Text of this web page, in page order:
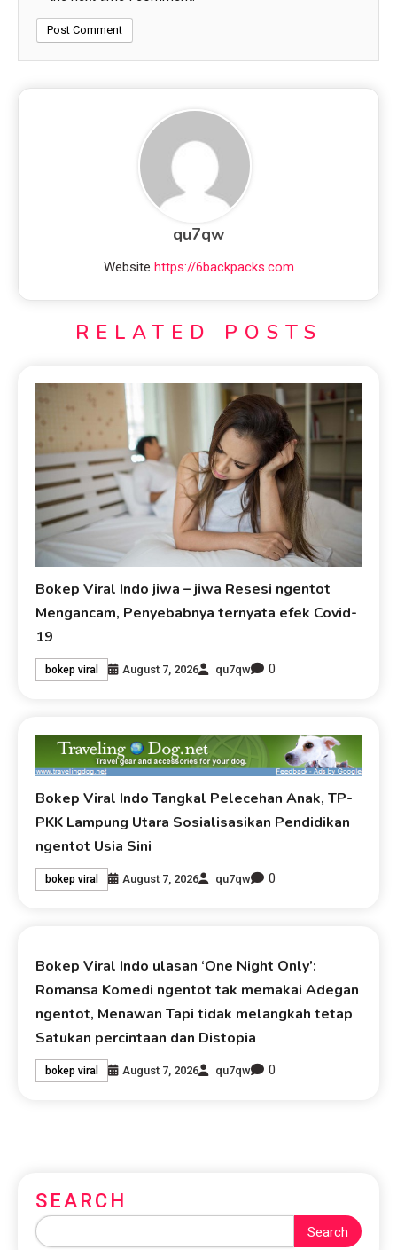
qu7qw
Website https://6backpacks.com
RELATED POSTS
Bokep Viral Indo jiwa – jiwa Resesi ngentot
Mengancam, Penyebabnya ternyata efek Covid-
19
bokep viral August 7, 2026 qu7qw 0
Bokep Viral Indo Tangkal Pelecehan Anak, TP-
PKK Lampung Utara Sosialisasikan Pendidikan
ngentot Usia Sini
bokep viral August 7, 2026 qu7qw 0
Bokep Viral Indo ulasan ‘One Night Only’:
Romansa Komedi ngentot tak memakai Adegan
ngentot, Menawan Tapi tidak melangkah tetap
Satukan percintaan dan Distopia
bokep viral August 7, 2026 qu7qw 0
SEARCH
Search